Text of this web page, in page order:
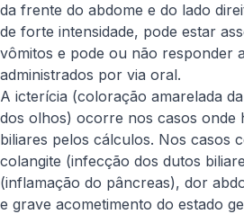
da frente do abdome e do lado
de forte intensidade, pode estar
vômitos e pode ou não responder
administrados por via oral.
A icterícia (coloração amarelada
dos olhos) ocorre nos casos onde
biliares pelos cálculos. Nos casos
colangite (infecção dos dutos
(inflamação do pâncreas), dor
e grave acometimento do estado